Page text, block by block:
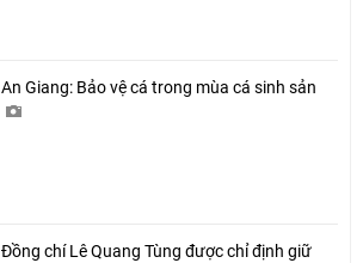
An Giang: Bảo vệ cá trong mùa cá sinh sản
Đồng chí Lê Quang Tùng được chỉ định giữ